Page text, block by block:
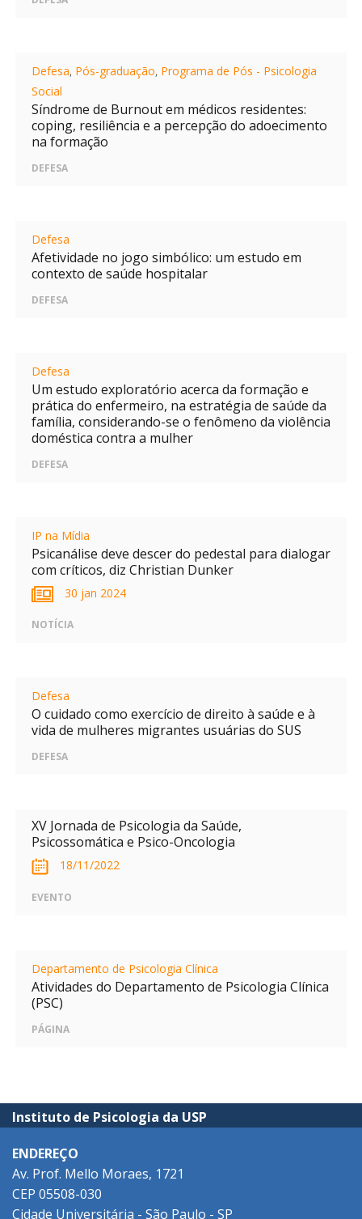
Defesa, Pós-graduação, Programa de Pós - Psicologia
Social
Síndrome de Burnout em médicos residentes:
coping, resiliência e a percepção do adoecimento
na formação
DEFESA
Defesa
Afetividade no jogo simbólico: um estudo em
contexto de saúde hospitalar
DEFESA
Defesa
Um estudo exploratório acerca da formação e
prática do enfermeiro, na estratégia de saúde da
família, considerando-se o fenômeno da violência
doméstica contra a mulher
DEFESA
IP na Mídia
Psicanálise deve descer do pedestal para dialogar
com críticos, diz Christian Dunker
30 jan 2024
NOTÍCIA
Defesa
O cuidado como exercício de direito à saúde e à
vida de mulheres migrantes usuárias do SUS
DEFESA
XV Jornada de Psicologia da Saúde,
Psicossomática e Psico-Oncologia
18/11/2022
EVENTO
Departamento de Psicologia Clínica
Atividades do Departamento de Psicologia Clínica
(PSC)
PÁGINA
Instituto de Psicologia da USP
ENDEREÇO
Av. Prof. Mello Moraes, 1721
CEP 05508-030
Cidade Universitária - São Paulo - SP